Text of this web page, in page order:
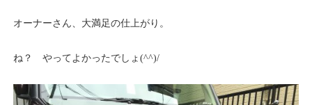
オーナーさん、大満足の仕上がり。
ね？ やってよかったでしょ(^^)/